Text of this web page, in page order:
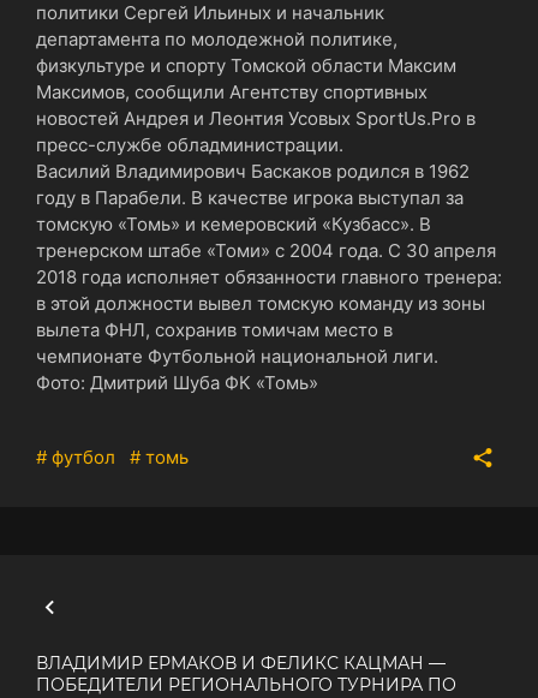
политики Сергей Ильиных и начальник
департамента по молодежной политике,
физкультуре и спорту Томской области Максим
Максимов, сообщили Агентству спортивных
новостей Андрея и Леонтия Усовых SportUs.Pro в
пресс-службе обладминистрации.
Василий Владимирович Баскаков родился в 1962
году в Парабели. В качестве игрока выступал за
томскую «Томь» и кемеровский «Кузбасс». В
тренерском штабе «Томи» с 2004 года. С 30 апреля
2018 года исполняет обязанности главного тренера:
в этой должности вывел томскую команду из зоны
вылета ФНЛ, сохранив томичам место в
чемпионате Футбольной национальной лиги.
Фото: Дмитрий Шуба ФК «Томь»
# футбол # томь
ВЛАДИМИР ЕРМАКОВ И ФЕЛИКС КАЦМАН —
ПОБЕДИТЕЛИ РЕГИОНАЛЬНОГО ТУРНИРА ПО